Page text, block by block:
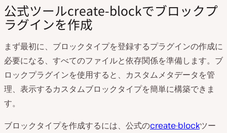
公式ツールcreate-blockでブロックプ
ラグインを作成
まず最初に、ブロックタイプを登録するプラグインの作成に
必要になる、すべてのファイルと依存関係を準備します。ブ
ロックプラグインを使用すると、カスタムメタデータを管
理、表示するカスタムブロックタイプを簡単に構築できま
す。
ブロックタイプを作成するには、公式のcreate-blockツー